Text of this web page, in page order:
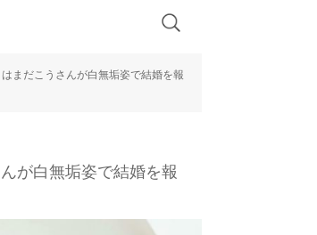
まだこうさんが白無垢姿で結婚を報
が白無垢姿で結婚を報